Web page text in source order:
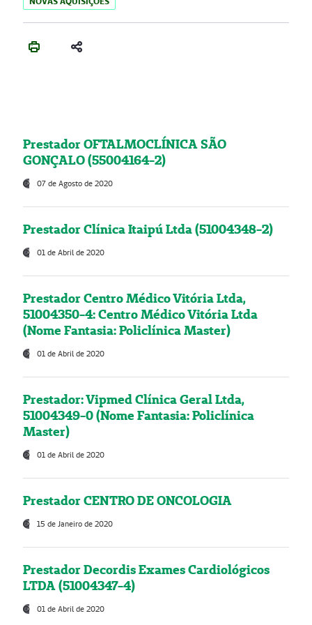
Prestador OFTALMOCLÍNICA SÃO
GONÇALO (55004164-2)
07 de Agosto de 2020
Prestador Clínica Itaipú Ltda (51004348-2)
01 de Abril de 2020
Prestador Centro Médico Vitória Ltda,
51004350-4: Centro Médico Vitória Ltda
(Nome Fantasia: Policlínica Master)
01 de Abril de 2020
Prestador: Vipmed Clínica Geral Ltda,
51004349-0 (Nome Fantasia: Policlínica
Master)
01 de Abril de 2020
Prestador CENTRO DE ONCOLOGIA
15 de Janeiro de 2020
Prestador Decordis Exames Cardiológicos
LTDA (51004347-4)
01 de Abril de 2020